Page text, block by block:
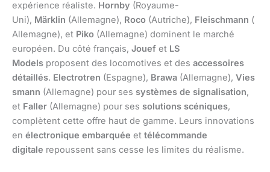
expérience réaliste. Hornby (Royaume-
Uni), Märklin (Allemagne), Roco (Autriche), Fleischmann (
Allemagne), et Piko (Allemagne) dominent le marché
européen. Du côté français, Jouef et LS
Models proposent des locomotives et des accessoires
détaillés. Electrotren (Espagne), Brawa (Allemagne), Vies
smann (Allemagne) pour ses systèmes de signalisation,
et Faller (Allemagne) pour ses solutions scéniques,
complètent cette offre haut de gamme. Leurs innovations
en électronique embarquée et télécommande
digitale repoussent sans cesse les limites du réalisme.